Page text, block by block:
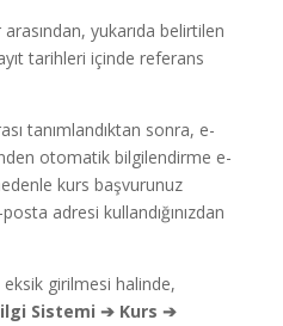
yukarıda belirtilen
tarihleri içinde referans
tanımlandıktan sonra, e-
otomatik bilgilendirme e-
kurs başvurunuz
adresi kullandığınızdan
girilmesi halinde,
Sistemi ➔ Kurs ➔